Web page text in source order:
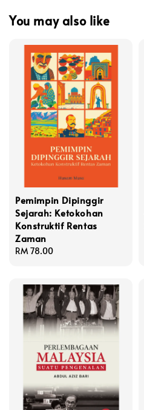
You may also like
Pemimpin Dipinggir
Sejarah: Ketokohan
Konstruktif Rentas
Zaman
Regular
RM 78.00